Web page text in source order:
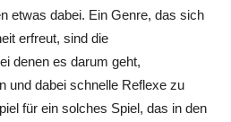
etwas dabei. Ein Genre, das sich
erfreut, sind die
denen es darum geht,
und dabei schnelle Reflexe zu
für ein solches Spiel, das in den